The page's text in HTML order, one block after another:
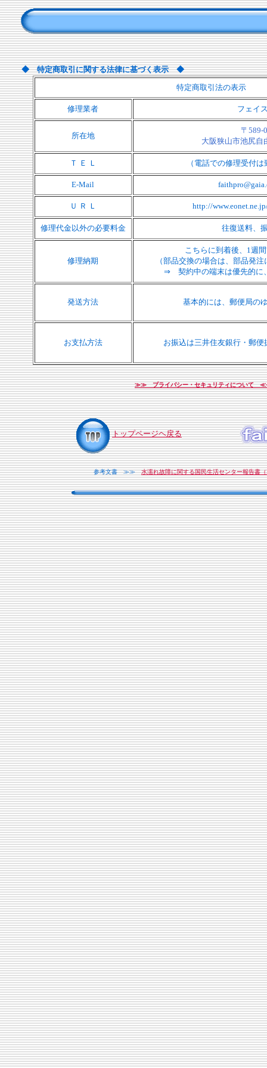
トップページヘ戻る
参考文書 ≫≫水濡れ故障に関する国民生活センター報告書
◆ 特定商取引に関する法律に基づく表示 ◆
特定商取引法の表示
修理業者 フェイ
所在地
〒589-
大阪狭山市池尻自
Ｔ Ｅ Ｌ （電話での修理受付
E-Mail
Ｕ Ｒ Ｌ http://
修理代金以外の必要料金 往復送料、
修理納期
こちらに到着後、1週
（部品交換の場合は、部品発
⇒ 契約中の端末は優先的に
発送方法 基本的には、郵便局の
お支払方法 お振込は三井住友銀行・郵
≫≫ プライバシー・セキュリティについて